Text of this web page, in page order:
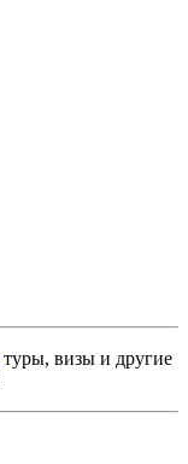
туры, визы и другие